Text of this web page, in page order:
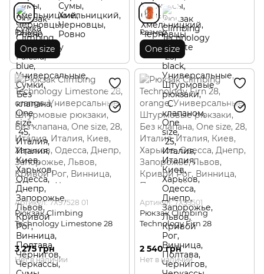
Размер
One size
Размер
One size
Артикул: 7X97528 01
Рюкзак Climbing
Technology Limestone 28
3 275 грн
Нет в наличии
Артикул: 7X99501
Рюкзак Climbing
Technology Firn 28
2 540 грн
Нет в наличии